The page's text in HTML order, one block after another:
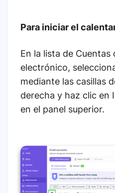
Para iniciar el
En la lista de Cuentas
electrónico,
mediante las casillas
derecha y haz clic en
en el panel superior.